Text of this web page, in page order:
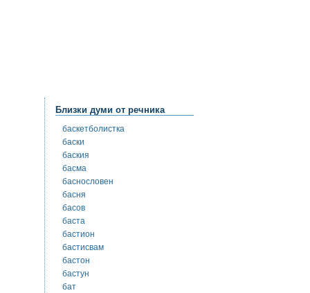
Близки думи от речника
баскетболистка
баски
баския
басма
баснословен
басня
басов
баста
бастион
бастисвам
бастон
бастун
бат